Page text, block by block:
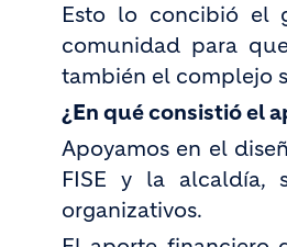
Esto lo concibió el
comunidad para
también el complejo
¿En qué consistió el
Apoyamos en el
FISE y la alcaldía,
organizativos.